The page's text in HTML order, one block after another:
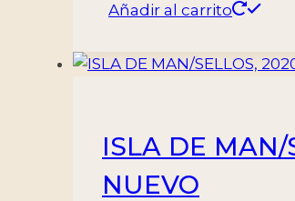
Añadir al carrito
ISLA DE MAN/
NUEVO